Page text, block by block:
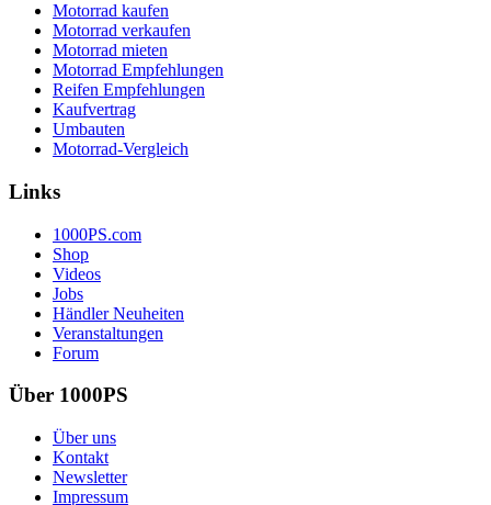
Motorrad kaufen
Motorrad verkaufen
Motorrad mieten
Motorrad Empfehlungen
Reifen Empfehlungen
Kaufvertrag
Umbauten
Motorrad-Vergleich
Links
1000PS.com
Shop
Videos
Jobs
Händler Neuheiten
Veranstaltungen
Forum
Über 1000PS
Über uns
Kontakt
Newsletter
Impressum